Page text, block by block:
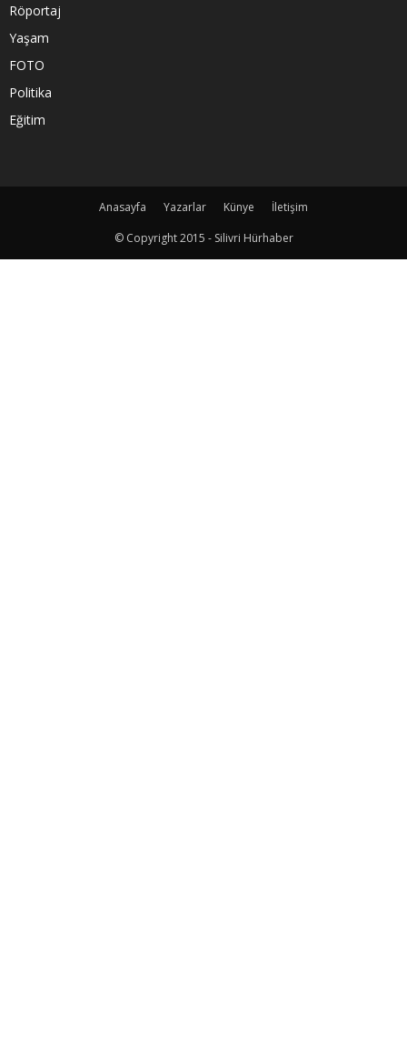
Röportaj
Yaşam
FOTO
Politika
Eğitim
Anasayfa Yazarlar Künye
İletişim
© Copyright 2015 - Silivri Hürhaber